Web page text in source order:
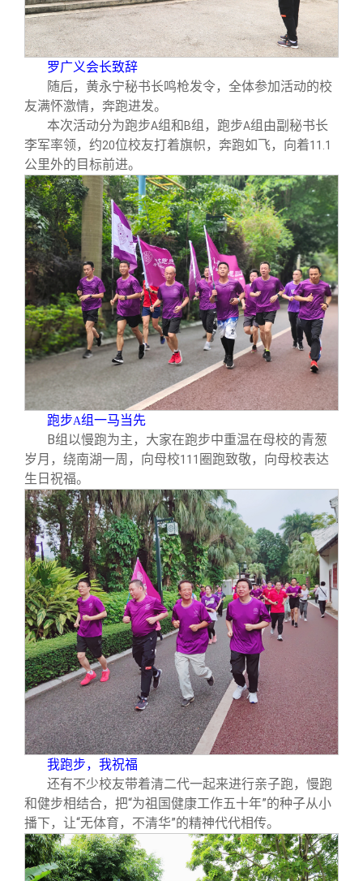
罗广义会长致辞
随后，黄永宁秘书长鸣枪发令，全体参加活动的校
友满怀激情，奔跑进发。
本次活动分为跑步A组和B组，跑步A组由副秘书长
李军率领，约20位校友打着旗帜，奔跑如飞，向着11.1
公里外的目标前进。
跑步A组一马当先
B组以慢跑为主，大家在跑步中重温在母校的青葱
岁月，绕南湖一周，向母校111 圈跑致敬，向母校表达
生日祝福。
我跑步，我祝福
还有不少校友带着清二代一起来进行亲子跑，慢跑
和健步相结合，把“为祖国健康工作五十年”的种子从小
播下，让“无体育，不清华”的精神代代相传。